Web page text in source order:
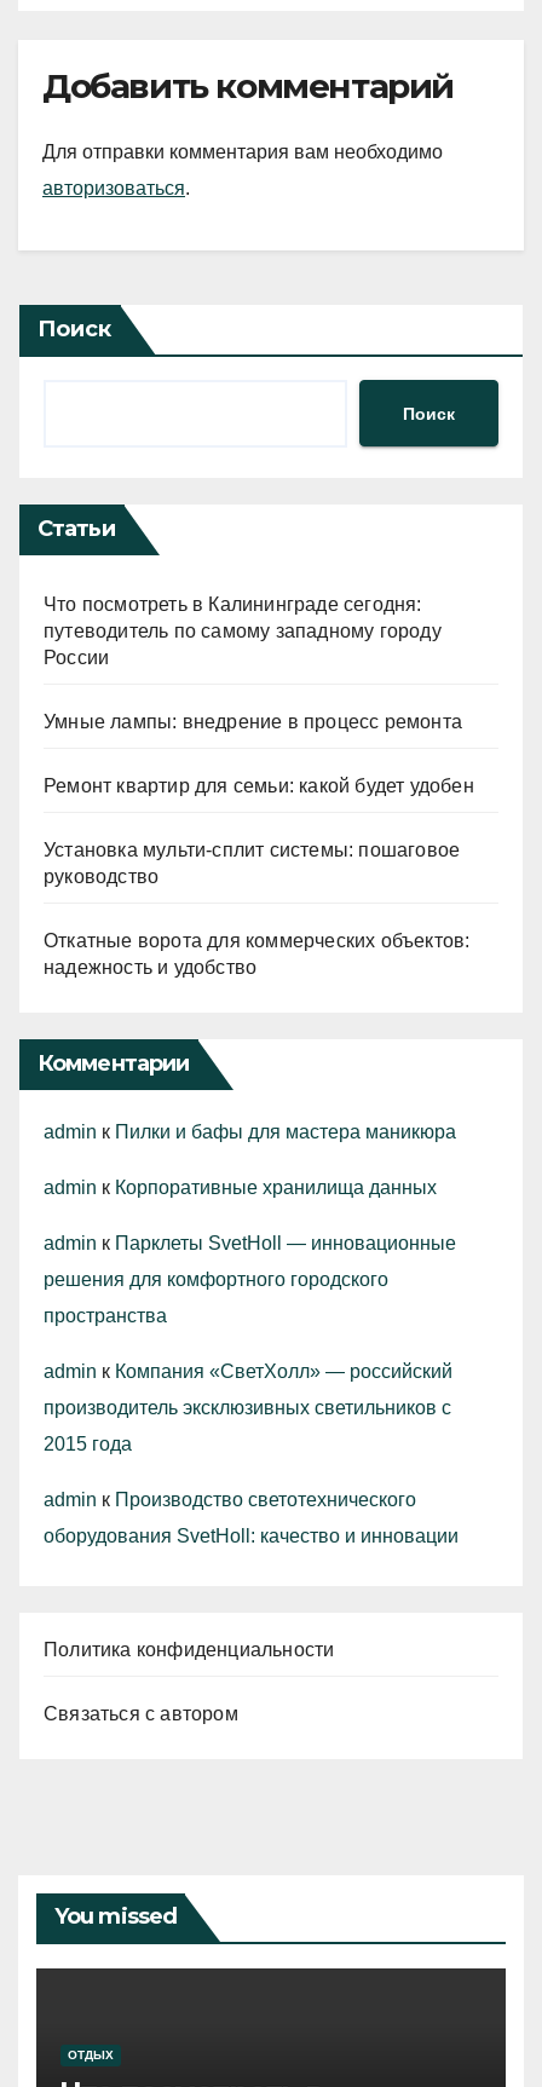
Добавить комментарий
Для отправки комментария вам необходимо
авторизоваться.
Поиск
Поиск
Статьи
Что посмотреть в Калининграде сегодня:
путеводитель по самому западному городу
России
Умные лампы: внедрение в процесс ремонта
Ремонт квартир для семьи: какой будет удобен
Установка мульти-сплит системы: пошаговое
руководство
Откатные ворота для коммерческих объектов:
надежность и удобство
Комментарии
admin к Пилки и бафы для мастера маникюра
admin к Корпоративные хранилища данных
admin к Парклеты SvetHoll — инновационные
решения для комфортного городского
пространства
admin к Компания «СветХолл» — российский
производитель эксклюзивных светильников с
2015 года
admin к Производство светотехнического
оборудования SvetHoll: качество и инновации
Политика конфиденциальности
Связаться с автором
You missed
ОТДЫХ